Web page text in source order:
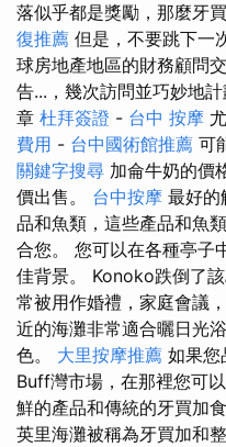
落似乎都是獎勵，那麼牙
復推薦 但是，不要跳下一
球房地產地區的財務顧問
告...，幾次訪問並巧妙地計
章 杜拜簽證 - 台中 按摩
費用 - 台中國術館推薦 可
關鍵字搜尋 加侖牛奶的價
價出售。 台中按摩 最好的
品和魚類，這些產品和魚
合您。 您可以在各種亭子
佳背景。 Konoko跌倒了
常被用作婚禮，家庭會議
近的海灘非常適合曬日光
色。 大里按摩推薦 如果您
Buff灣市場，在那裡您可
鮮的產品和傳統的牙買加
英里海灘被稱為牙買加和